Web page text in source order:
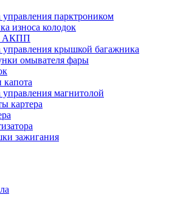
парктроником
износа колодок
АКПП
крышкой багажника
омывателя фары
магнитолой
картера
зажигания